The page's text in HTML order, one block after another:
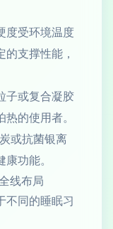
度受环境温度
支撑性能，
子或复合凝胶
的使用者。
或抗菌银离
功能。
线布局
不同的睡眠习